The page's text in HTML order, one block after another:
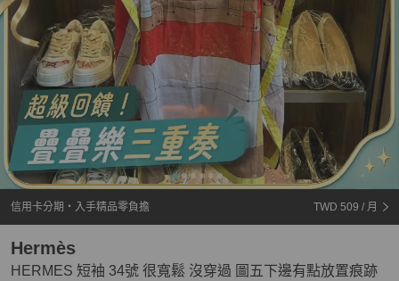
信用卡分期・入手精品零負擔 TWD 509 / 月
HERMES 短袖 34號 很寬鬆 沒穿過 圖五下邊有點放置痕跡
Hermès